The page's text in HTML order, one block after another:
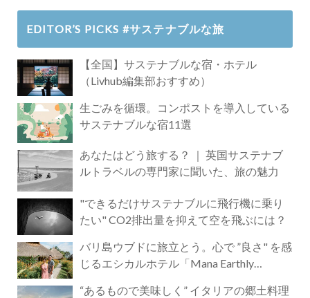
EDITOR’S PICKS #サステナブルな旅
【全国】サステナブルな宿・ホテル
（Livhub編集部おすすめ）
生ごみを循環。コンポストを導入している
サステナブルな宿11選
あなたはどう旅する？ ｜ 英国サステナブ
ルトラベルの専門家に聞いた、旅の魅力
"できるだけサステナブルに飛行機に乗り
たい" CO2排出量を抑えて空を飛ぶには？
バリ島ウブドに旅立とう。心で ”良さ" を感
じるエシカルホテル「Mana Earthly
“あるもので美味しく” イタリアの郷土料理